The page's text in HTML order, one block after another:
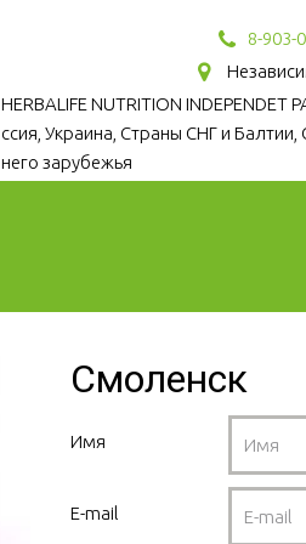
8-903-
HERBALIFE NUTRITION INDEPENDET
ссия, Украина, Страны СНГ и
него зарубежья
Смоленск
Имя
E-mail